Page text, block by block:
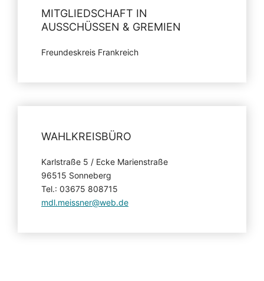
MITGLIEDSCHAFT IN
AUSSCHÜSSEN & GREMIEN
Freundeskreis Frankreich
WAHLKREISBÜRO
Karlstraße 5 / Ecke Marienstraße
96515 Sonneberg
Tel.: 03675 808715
mdl.meissner@web.de